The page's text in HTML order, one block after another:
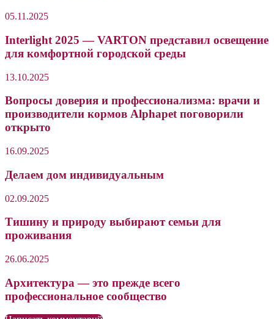
05.11.2025
Interlight 2025 — VARTON представил освещение
для комфортной городской среды
13.10.2025
Вопросы доверия и профессионализма: врачи и
производители кормов Alphapet поговорили
открыто
16.09.2025
Делаем дом индивидуальным
02.09.2025
Тишину и природу выбирают семьи для
проживания
26.06.2025
Архитектура — это прежде всего
профессиональное сообщество